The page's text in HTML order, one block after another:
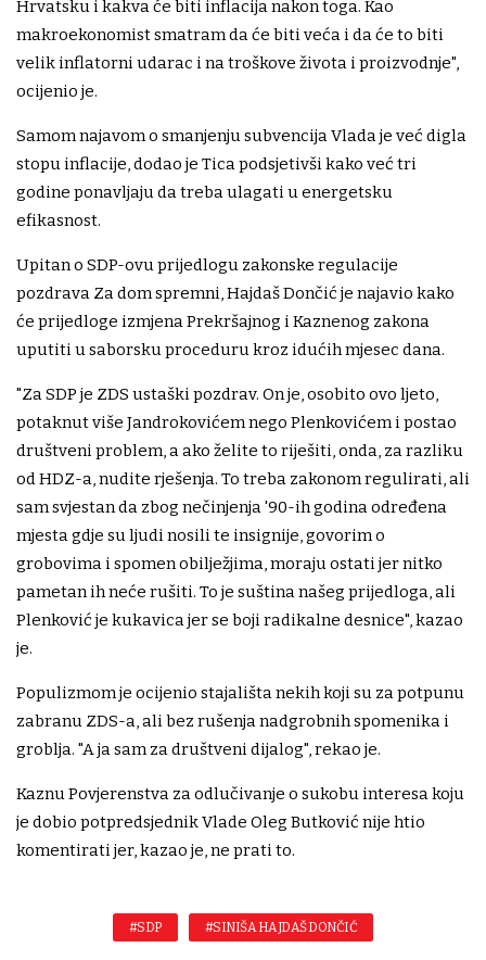
Hrvatsku i kakva će biti inflacija nakon toga. Kao
makroekonomist smatram da će biti veća i da će to biti
velik inflatorni udarac i na troškove života i proizvodnje",
ocijenio je.
Samom najavom o smanjenju subvencija Vlada je već digla
stopu inflacije, dodao je Tica podsjetivši kako već tri
godine ponavljaju da treba ulagati u energetsku
efikasnost.
Upitan o SDP-ovu prijedlogu zakonske regulacije
pozdrava Za dom spremni, Hajdaš Dončić je najavio kako
će prijedloge izmjena Prekršajnog i Kaznenog zakona
uputiti u saborsku proceduru kroz idućih mjesec dana.
"Za SDP je ZDS ustaški pozdrav. On je, osobito ovo ljeto,
potaknut više Jandrokovićem nego Plenkovićem i postao
društveni problem, a ako želite to riješiti, onda, za razliku
od HDZ-a, nudite rješenja. To treba zakonom regulirati, ali
sam svjestan da zbog nečinjenja '90-ih godina određena
mjesta gdje su ljudi nosili te insignije, govorim o
grobovima i spomen obilježjima, moraju ostati jer nitko
pametan ih neće rušiti. To je suština našeg prijedloga, ali
Plenković je kukavica jer se boji radikalne desnice", kazao
je.
Populizmom je ocijenio stajališta nekih koji su za potpunu
zabranu ZDS-a, ali bez rušenja nadgrobnih spomenika i
groblja. "A ja sam za društveni dijalog", rekao je.
Kaznu Povjerenstva za odlučivanje o sukobu interesa koju
je dobio potpredsjednik Vlade Oleg Butković nije htio
komentirati jer, kazao je, ne prati to.
#SDP #SINIŠA HAJDAŠ DONČIĆ